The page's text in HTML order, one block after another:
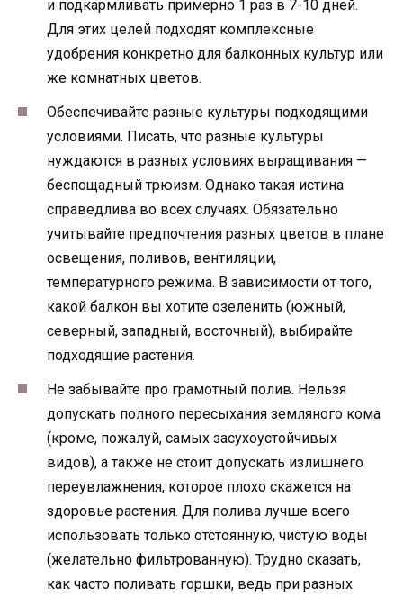
и подкармливать примерно 1 раз в 7-10 дней.
Для этих целей подходят комплексные
удобрения конкретно для балконных культур или
же комнатных цветов.
Обеспечивайте разные культуры подходящими
условиями. Писать, что разные культуры
нуждаются в разных условиях выращивания —
беспощадный трюизм. Однако такая истина
справедлива во всех случаях. Обязательно
учитывайте предпочтения разных цветов в плане
освещения, поливов, вентиляции,
температурного режима. В зависимости от того,
какой балкон вы хотите озеленить (южный,
северный, западный, восточный), выбирайте
подходящие растения.
Не забывайте про грамотный полив. Нельзя
допускать полного пересыхания земляного кома
(кроме, пожалуй, самых засухоустойчивых
видов), а также не стоит допускать излишнего
переувлажнения, которое плохо скажется на
здоровье растения. Для полива лучше всего
использовать только отстоянную, чистую воды
(желательно фильтрованную). Трудно сказать,
как часто поливать горшки, ведь при разных